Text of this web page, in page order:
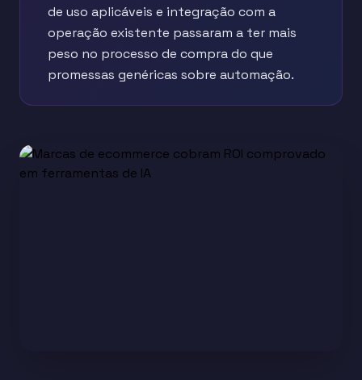
de uso aplicáveis e integração com a
operação existente passaram a ter mais
peso no processo de compra do que
promessas genéricas sobre automação.